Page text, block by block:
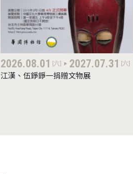
2026.08.01 [六] 2027.07.31 [六]
江漢、伍錚錚一捐贈文物展